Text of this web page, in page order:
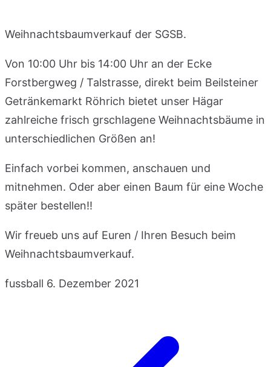
Weihnachtsbaumverkauf der SGSB.
Von 10:00 Uhr bis 14:00 Uhr an der Ecke
Forstbergweg / Talstrasse, direkt beim Beilsteiner
Getränkemarkt Röhrich bietet unser Hägar
zahlreiche frisch grschlagene Weihnachtsbäume in
unterschiedlichen Größen an!
Einfach vorbei kommen, anschauen und
mitnehmen. Oder aber einen Baum für eine Woche
später bestellen!!
Wir freueb uns auf Euren / Ihren Besuch beim
Weihnachtsbaumverkauf.
fussball 6. Dezember 2021